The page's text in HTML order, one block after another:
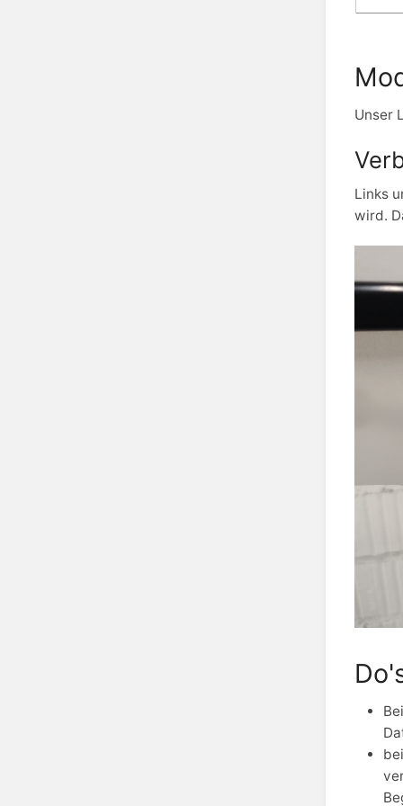
Unser
Links
wird.